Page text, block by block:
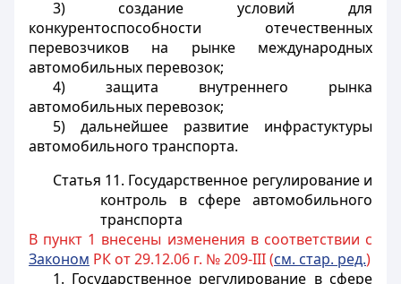
3) создание условий для
конкурентоспособности отечественных
перевозчиков на рынке международных
автомобильных перевозок;
4) защита внутреннего рынка
автомобильных перевозок;
5) дальнейшее развитие инфрастуктуры
автомобильного транспорта.
Статья 11. Государственное регулирование и
контроль в сфере автомобильного
транспорта
В пункт 1 внесены изменения в соответствии с
Законом РК от 29.12.06 г. № 209-III (см. стар. ред.)
1. Государственное регулирование в сфере